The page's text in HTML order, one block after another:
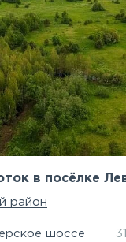
в посёлке
район
шоссе